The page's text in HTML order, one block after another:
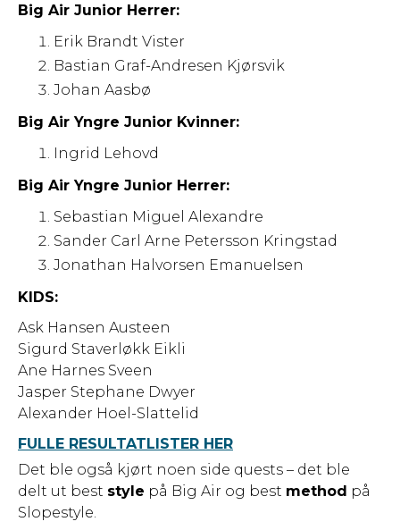
Big Air Junior Herrer:
Erik Brandt Vister
Bastian Graf-Andresen Kjørsvik
Johan Aasbø
Big Air Yngre Junior Kvinner:
Ingrid Lehovd
Big Air Yngre Junior Herrer:
Sebastian Miguel Alexandre
Sander Carl Arne Petersson Kringstad
Jonathan Halvorsen Emanuelsen
KIDS:
Ask Hansen Austeen
Sigurd Staverløkk Eikli
Ane Harnes Sveen
Jasper Stephane Dwyer
Alexander Hoel-Slattelid
FULLE RESULTATLISTER HER
Det ble også kjørt noen side quests – det ble
delt ut best style på Big Air og best method på
Slopestyle.